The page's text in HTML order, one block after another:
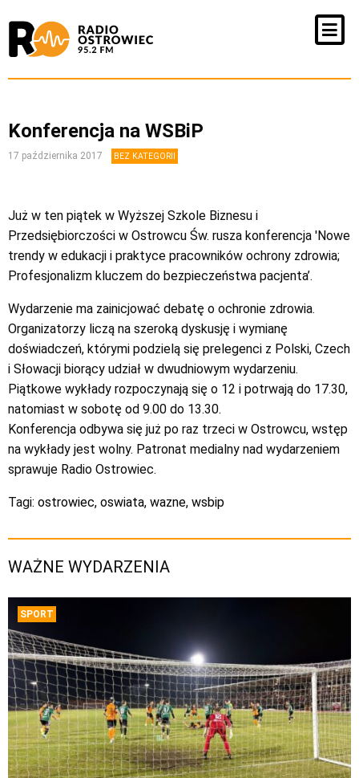
Konferencja na WSBiP
17 października 2017 BEZ KATEGORII
Już w ten piątek w Wyższej Szkole Biznesu i
Przedsiębiorczości w Ostrowcu Św. rusza konferencja 'Nowe
trendy w edukacji i praktyce pracowników ochrony zdrowia;
Profesjonalizm kluczem do bezpieczeństwa pacjenta’.
Wydarzenie ma zainicjować debatę o ochronie zdrowia.
Organizatorzy liczą na szeroką dyskusję i wymianę
doświadczeń, którymi podzielą się prelegenci z Polski, Czech
i Słowacji biorący udział w dwudniowym wydarzeniu.
Piątkowe wykłady rozpoczynają się o 12 i potrwają do 17.30,
natomiast w sobotę od 9.00 do 13.30.
Konferencja odbywa się już po raz trzeci w Ostrowcu, wstęp
na wykłady jest wolny. Patronat medialny nad wydarzeniem
sprawuje Radio Ostrowiec.
Tagi: ostrowiec, oswiata, wazne, wsbip
WAŻNE WYDARZENIA
SPORT